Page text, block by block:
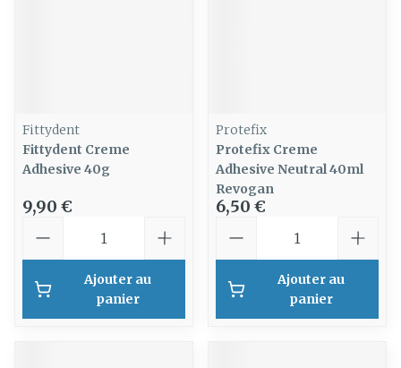
Fittydent
Fittydent Creme
Adhesive 40g
9,90 €
Ajouter au
panier
Protefix
Protefix Creme
Adhesive Neutral 40ml
Revogan
6,50 €
Ajouter au
panier